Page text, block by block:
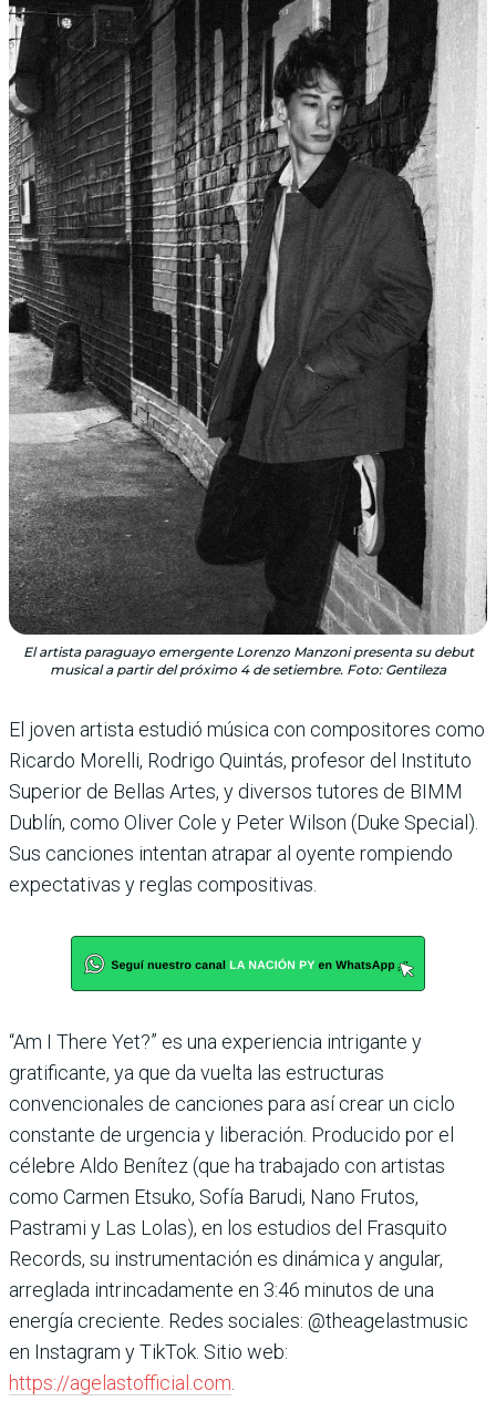
El artista paraguayo emergente Lorenzo Manzoni presenta su debut
musical a partir del próximo 4 de setiembre. Foto: Gentileza
El joven artista estudió música con compositores como
Ricardo Morelli, Rodrigo Quintás, profesor del Instituto
Superior de Bellas Artes, y diversos tutores de BIMM
Dublín, como Oliver Cole y Peter Wilson (Duke Special).
Sus canciones intentan atrapar al oyente rompiendo
expectativas y reglas compositivas.
“Am I There Yet?” es una experiencia intrigante y
gratificante, ya que da vuelta las estructuras
convencionales de canciones para así crear un ciclo
constante de urgencia y liberación. Producido por el
célebre Aldo Benítez (que ha trabajado con artistas
como Carmen Etsuko, Sofía Barudi, Nano Frutos,
Pastrami y Las Lolas), en los estudios del Frasquito
Records, su instrumentación es dinámica y angular,
arreglada intrincadamente en 3:46 minutos de una
energía creciente. Redes sociales: @theagelastmusic
en Instagram y TikTok. Sitio web:
https://agelastofficial.com